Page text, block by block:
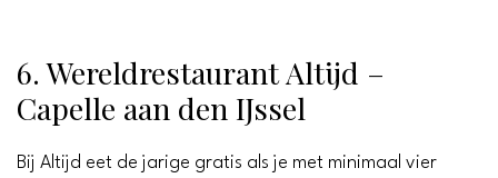
6. Wereldrestaurant Altijd –
Capelle aan den IJssel
Bij Altijd eet de jarige gratis als je met minimaal vier